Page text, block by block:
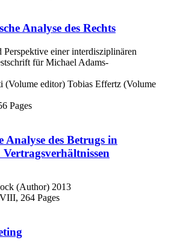
Analyse des Rechts
einer interdisziplinären
für Michael Adams-
(Volume editor) Tobias Effertz (Volume
Pages
Analyse des Betrugs in
Vertragsverhältnissen
(Author) 2013
264 Pages